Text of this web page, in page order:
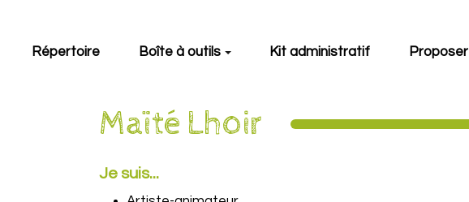
Répertoire Boîte à outils Kit administratif Proposer
Maïté Lhoir
Je suis...